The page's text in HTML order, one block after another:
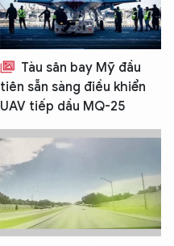
Tàu sân bay Mỹ đầu
tiên sẵn sàng điều khiển
UAV tiếp dầu MQ-25